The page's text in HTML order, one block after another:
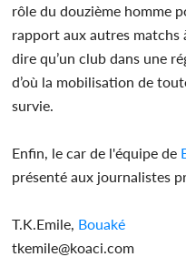
rôle du douzième homme
rapport aux autres matchs
dire qu’un club dans une
d’où la mobilisation de
survie.
Enfin, le car de l'équipe de
présenté aux journalistes
T.K.Emile, Bouaké
tkemile@koaci.com